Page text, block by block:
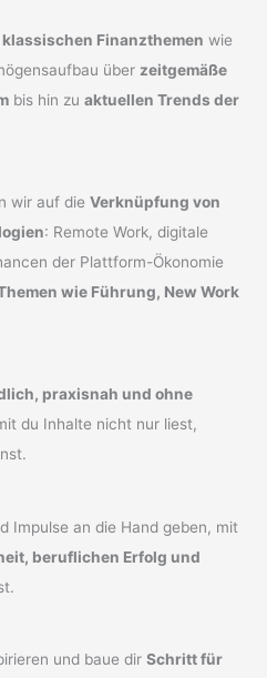
klassischen Finanzthemen wie
über zeitgemäße
bis hin zuaktuellen Trends der
wir auf dieVerknüpfung von
: Remote Work, digitale
der Plattform-Ökonomie
wie Führung, New Work
praxisnah und ohne
du Inhalte nicht nur liest,
Impulse an die Hand geben, mit
beruflichen Erfolg und
und baue dirSchritt für